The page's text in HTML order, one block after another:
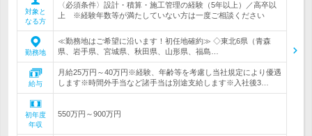
対象と
なる方
〈必須条件〉設計・積算・施工管理の経験（5年以上）／高卒以
上 ※経験年数等が満たしていない方は一度ご相談ください
勤務地
≪勤務地はご希望に沿います！初任地確約≫ ◇東北6県（青森
県、岩手県、宮城県、秋田県、山形県、福島…
給与
月給25万円～40万円※経験、年齢等を考慮し当社規定により優遇
します※時間外手当など諸手当は別途支給します※入社後3…
初年度
年収
550万円～900万円